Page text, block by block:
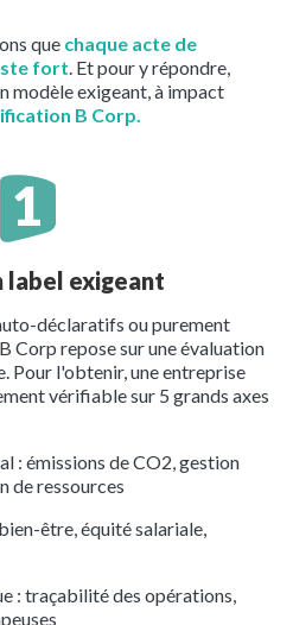
que chaque acte de
fort . Et pour y répondre,
modèle exigeant, à impact
B Corp.
label exigeant
déclaratifs ou purement
Corp repose sur une évaluation
Pour l'obtenir, une entreprise
vérifiable sur 5 grands axes
: émissions de CO2, gestion
de ressources
être, équité salariale,
: traçabilité des opérations,